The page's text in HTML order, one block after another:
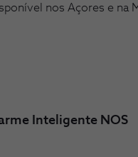
nos Açores e na
Inteligente NOS